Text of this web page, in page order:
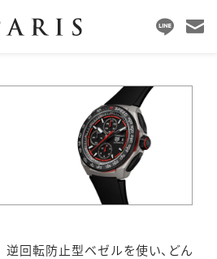
逆回転防止型ベゼルを使い、どん